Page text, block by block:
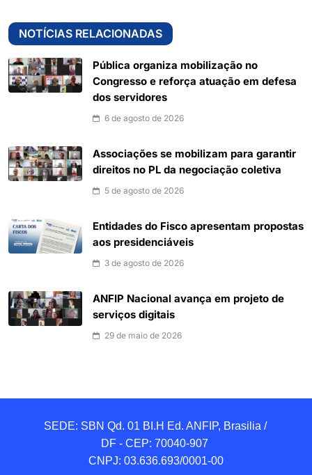
NOTÍCIAS RELACIONADAS
Pública organiza mobilização no
Congresso e reforça atuação em defesa
dos servidores
6 de agosto de 2026
Associações se mobilizam para garantir
direitos no PL da negociação coletiva
5 de agosto de 2026
Entidades do Fisco apresentam propostas
aos presidenciáveis
3 de agosto de 2026
ANFIP Nacional avança em projeto de
serviços digitais
29 de maio de 2026
SEDE: SBN Qd. 01 BI.H Ed. ANFIP, Brasilia /
DF - CEP: 70040-907
CNPJ: 03.636.693/0001-00